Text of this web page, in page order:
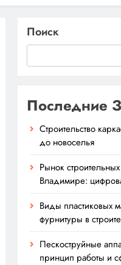
Поиск
Последние
Строительство
до новоселья
Рынок
Владимире:
Виды пластиковых
фурнитуры в
Пескоструйные
принцип работы и